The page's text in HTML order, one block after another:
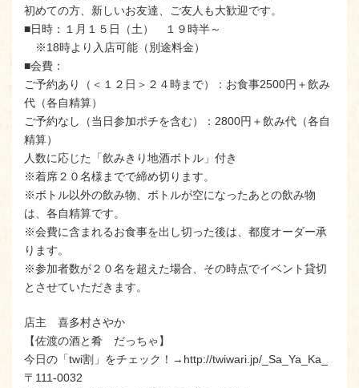
初めての方、新しいお友達、ご友人も大歓迎です。
■日時：１月１５日（土） １９時半～
※18時より入店可能（別途料金）
■会費：
ご予約あり（＜１２日＞２４時まで）：お食事2500円＋飲み
代（各自精算）
ご予約なし（当日参加ポチを含む）：2800円＋飲み代（各自
精算）
人数に応じた「飲みきり地酒ボトル」付き
※着席２０名様までで締め切ります。
※ボトル以外の飲み物、ボトルが空になったあとの飲み物
は、各自精算です。
※会費に含まれるお食事を出し切った後は、都度オーダー承
ります。
※参加者数が２０名を超えた場合、その時点でイベント貸切
とさせていただきます。
店主 喜多村さやか
【佐渡の酒と肴 だっちゃ】
今日の「twi割」をチェック！→http://twiwari.jp/_Sa_Ya_Ka_
〒111-0032